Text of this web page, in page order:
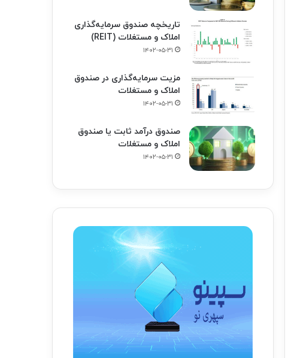
تاریخچه صندوق سرمایه‌گذاری
املاک و مستغلات (REIT)
۱۴۰۲-۰۵-۳۱
مزیت سرمایه‌گذاری در صندوق
املاک و مستغلات
۱۴۰۲-۰۵-۳۱
صندوق درآمد ثابت یا صندوق
املاک و مستغلات
۱۴۰۲-۰۵-۳۱